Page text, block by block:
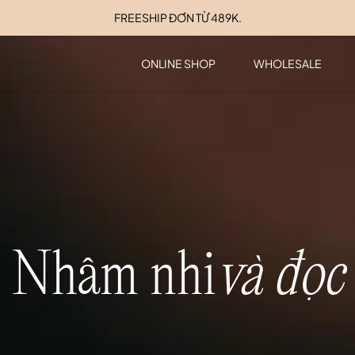
FREESHIP ĐƠN TỪ 489K.
ONLINE SHOP WHOLESALE
Nhâm nhivà đọc